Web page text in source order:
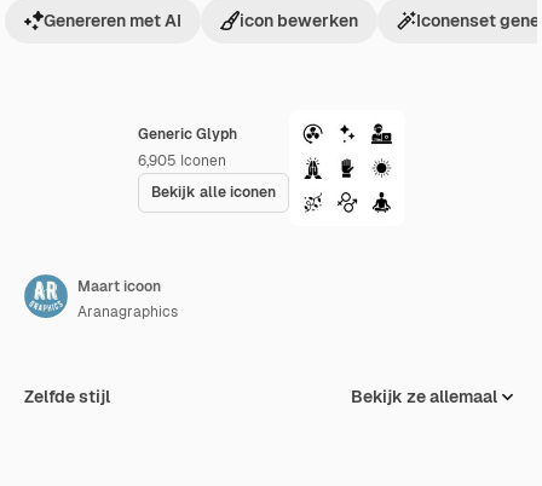
Generic Glyph
6,905 Iconen
Bekijk alle iconen
Genereren met AI icon bewerken Iconenset
Maart icoon
Aranagraphics
Zelfde stijl Bekijk ze allemaal